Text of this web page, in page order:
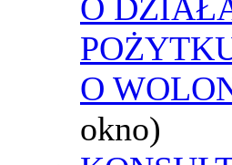
O
O
okno)